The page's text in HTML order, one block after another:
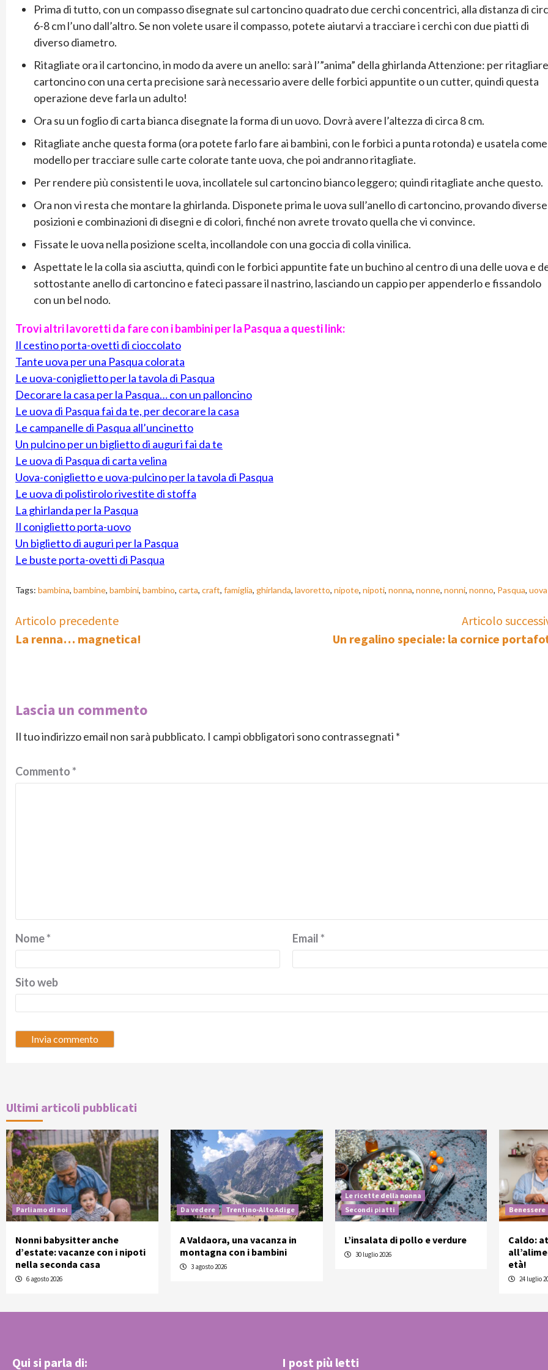
Prima di tutto, con un compasso disegnate sul cartoncino quadrato due cerchi concentrici, alla distanza di
6-8 cm l’uno dall’altro. Se non volete usare il compasso, potete aiutarvi a tracciare i cerchi con due piatti di
diverso diametro.
Ritagliate ora il cartoncino, in modo da avere un anello: sarà l’”anima” della ghirlanda Attenzione: per
cartoncino con una certa precisione sarà necessario avere delle forbici appuntite o un cutter, quindi questa
operazione deve farla un adulto!
Ora su un foglio di carta bianca disegnate la forma di un uovo. Dovrà avere l’altezza di circa 8 cm.
Ritagliate anche questa forma (ora potete farlo fare ai bambini, con le forbici a punta rotonda) e usatela come
modello per tracciare sulle carte colorate tante uova, che poi andranno ritagliate.
Per rendere più consistenti le uova, incollatele sul cartoncino bianco leggero; quindi ritagliate anche questo.
Ora non vi resta che montare la ghirlanda. Disponete prima le uova sull’anello di cartoncino, provando diverse
posizioni e combinazioni di disegni e di colori, finché non avrete trovato quella che vi convince.
Fissate le uova nella posizione scelta, incollandole con una goccia di colla vinilica.
Aspettate le la colla sia asciutta, quindi con le forbici appuntite fate un buchino al centro di una delle uova e
sottostante anello di cartoncino e fateci passare il nastrino, lasciando un cappio per appenderlo e fissandolo
con un bel nodo.
Trovi altri lavoretti da fare con i bambini per la Pasqua a questi link:
Il cestino porta-ovetti di cioccolato
Tante uova per una Pasqua colorata
Le uova-coniglietto per la tavola di Pasqua
Decorare la casa per la Pasqua… con un palloncino
Le uova di Pasqua fai da te, per decorare la casa
Le campanelle di Pasqua all’uncinetto
Un pulcino per un biglietto di auguri fai da te
Le uova di Pasqua di carta velina
Uova-coniglietto e uova-pulcino per la tavola di Pasqua
Le uova di polistirolo rivestite di stoffa
La ghirlanda per la Pasqua
Il coniglietto porta-uovo
Un biglietto di auguri per la Pasqua
Le buste porta-ovetti di Pasqua
Tags: bambina, bambine, bambini, bambino, carta, craft, famiglia, ghirlanda, lavoretto, nipote, nipoti, nonna, nonne, nonni, nonno, Pasqua, uova
Continue
Reading
Articolo precedente
La renna… magnetica!
Articolo
Un regalino speciale: la cornice
Lascia un commento
Il tuo indirizzo email non sarà pubblicato. I campi obbligatori sono contrassegnati *
Commento*
Nome* Email*
Sito web
Ultimi articoli pubblicati
Parliamo di noi
Nonni babysitter anche
d’estate: vacanze con i nipoti
nella seconda casa
6 agosto 2026
Da vedere Trentino-Alto Adige
A Valdaora, una vacanza in
montagna con i bambini
3 agosto 2026
Le ricette della nonna
Secondi piatti
L’insalata di pollo e verdure
30 luglio 2026
Benessere
Caldo:
età!
24 luglio
Qui si parla di: I post più letti